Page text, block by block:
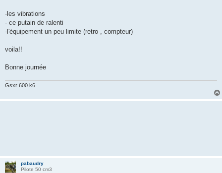
-les vibrations
- ce putain de ralenti
-l'équipement un peu limite (retro , compteur)
voila!!
Bonne journée
Gsxr 600 k6
pabaudry
Pilote 50 cm3